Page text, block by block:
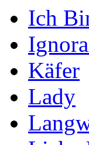
Ich
Käfer
Lady